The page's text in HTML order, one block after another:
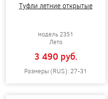
Туфли летние открытые
модель 2351
Лето
3 490 pуб.
Размеры (RUS): 27-31